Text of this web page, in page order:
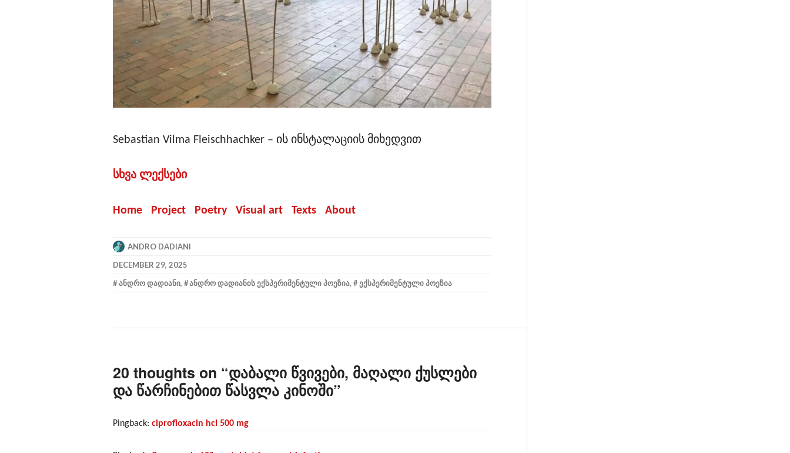
Sebastian Vilma Fleischhachker – ის ინსტალაციის მიხედვით
სხვა ლექსები
Home Project Poetry Visual art Texts About
ANDRO DADIANI
DECEMBER 29, 2025
ᲐᲜᲓᲠᲝ ᲓᲐᲓᲘᲐᲜᲘ, ᲐᲜᲓᲠᲝ ᲓᲐᲓᲘᲐᲜᲘᲡ ᲔᲥᲡᲞᲔᲠᲘᲛᲔᲜᲢᲣᲚᲘ ᲞᲝᲔᲖᲘᲐ, ᲔᲥᲡᲞᲔᲠᲘᲛᲔᲜᲢᲣᲚᲘ ᲞᲝᲔᲖᲘᲐ
20 thoughts on “დაბალი წვივები, მაღალი ქუსლები
და წარჩინებით წასვლა კინოში”
Pingback: ciprofloxacin hcl 500 mg